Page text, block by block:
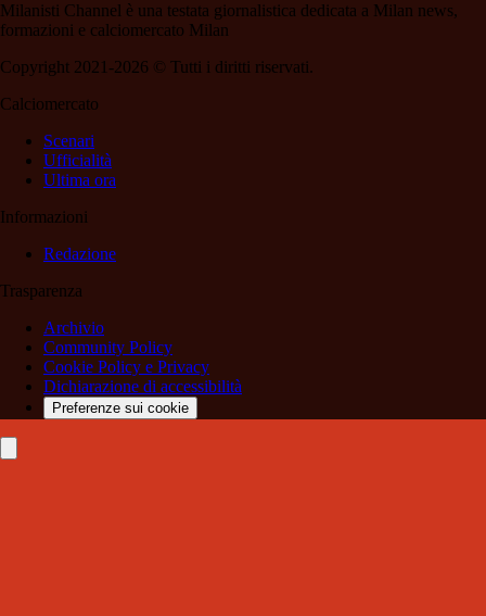
Milanisti Channel è una testata giornalistica dedicata a Milan news,
formazioni e calciomercato Milan
Copyright 2021-2026 © Tutti i diritti riservati.
Calciomercato
Scenari
Ufficialità
Ultima ora
Informazioni
Redazione
Trasparenza
Archivio
Community Policy
Cookie Policy e Privacy
Dichiarazione di accessibilità
Preferenze sui cookie